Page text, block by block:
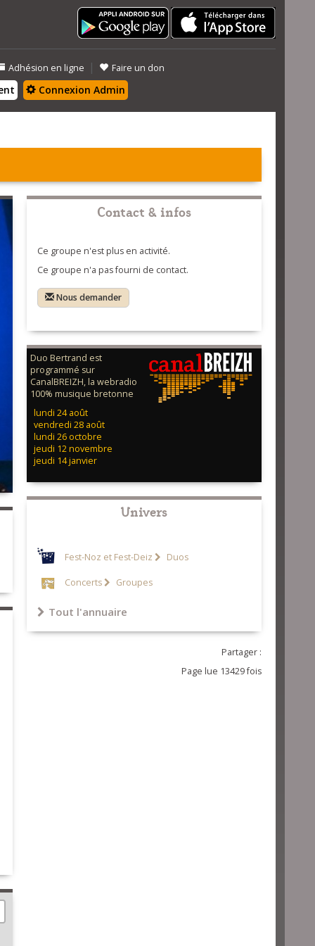
Adhésion en ligne | Faire un don
Connexion Admin
Contact & infos
Ce groupe n'est plus en activité.
Ce groupe n'a pas fourni de contact.
Nous demander
Duo Bertrand est
programmé sur
CanalBREIZH, la webradio
100% musique bretonne
lundi 24 août
vendredi 28 août
lundi 26 octobre
jeudi 12 novembre
jeudi 14 janvier
Univers
Fest-Noz et Fest-Deiz Duos
Concerts Groupes
Tout l'annuaire
Partager :
Page lue 13429 fois